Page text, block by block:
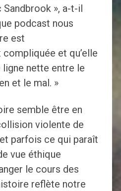
», a-t-il
podcast nous
est
et qu’elle
nette entre le
et le mal. »
semble être en
violente de
parfois ce qui paraît
vue éthique
le cours des
reflète notre